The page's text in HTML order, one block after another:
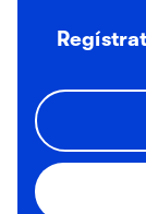
c)